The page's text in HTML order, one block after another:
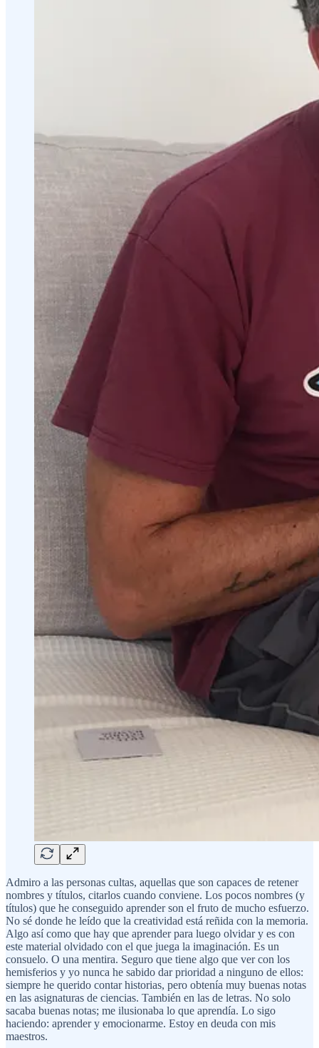
Admiro a las personas cultas, aquellas que son capaces de retener
nombres y títulos, citarlos cuando conviene. Los pocos nombres (y
títulos) que he conseguido aprender son el fruto de mucho esfuerzo.
No sé donde he leído que la creatividad está reñida con la memoria.
Algo así como que hay que aprender para luego olvidar y es con
este material olvidado con el que juega la imaginación. Es un
consuelo. O una mentira. Seguro que tiene algo que ver con los
hemisferios y yo nunca he sabido dar prioridad a ninguno de ellos:
siempre he querido contar historias, pero obtenía muy buenas notas
en las asignaturas de ciencias. También en las de letras. No solo
sacaba buenas notas; me ilusionaba lo que aprendía. Lo sigo
haciendo: aprender y emocionarme. Estoy en deuda con mis
maestros.